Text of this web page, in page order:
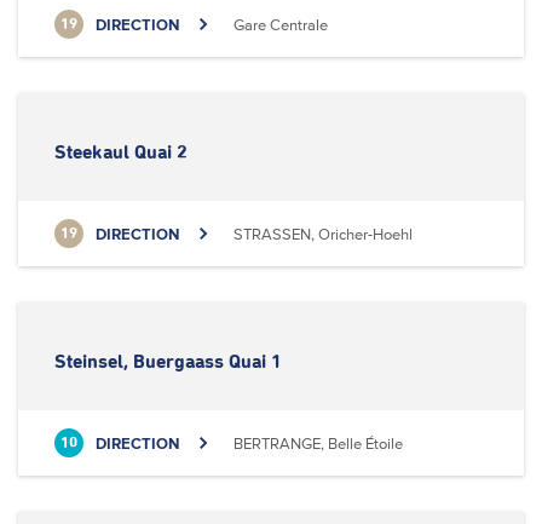
19 DIRECTION Gare Centrale
Steekaul Quai 2
19 DIRECTION STRASSEN, Oricher-Hoehl
Steinsel, Buergaass Quai 1
10 DIRECTION BERTRANGE, Belle Étoile